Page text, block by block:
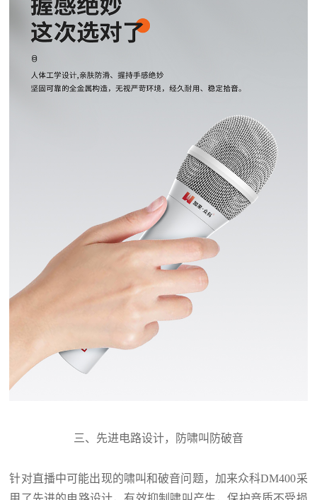
三、先进电路设计，防啸叫防破音
针对直播中可能出现的啸叫和破音问题，加来众科DM400采